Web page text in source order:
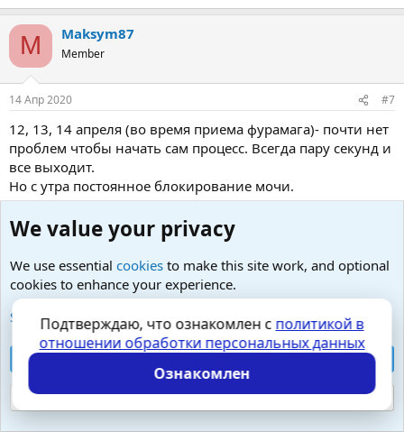
M Maksym87
Member
14 Апр 2020 #7
12, 13, 14 апреля (во время приема фурамага)- почти нет
проблем чтобы начать сам процесс. Всегда пару секунд и
все выходит.
Но с утра постоянное блокирование мочи.
Как только встаю с кровати, и иду в туалет, выходит
лишь малая часть, и дальше она блокируется.
Хочу еще добавить более подробно сегодняшние
симптомы когда я принимаю только фурамаг. Может
быть проблема не с простатой, а с уретрой в области
простаты? Я наблюдаю что фурамаг будто довольно не
плохо влияет на меня. Но сегодня утром пошел в туалет
(сразу после кровати), вообще ничего не вышло
(предыдущие дни выходило где -то 2/10). Чувствую что
хочу очень, и мочевой будто позволяет выйти мочи, но
она блокируется где-то. Походил по квартире 2 мин ..
We value your privacy
We use essential cookies to make this site work, and optional
cookies to enhance your experience.
See further information and configure your preferences
Reject optional cookies
Подтверждаю, что ознакомлен с политикой в
отношении обработки персональных данных
Ознакомлен